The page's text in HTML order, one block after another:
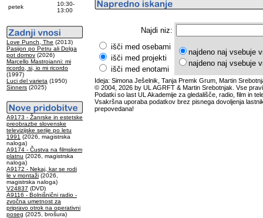
petek
10:30-
13:00
Love Punch, The (2013)
Pasijon po Petru ali Dolga
pot domov (2026)
Marcello Mastroianni: mi
ricordo, si, io mi ricordo
(1997)
Luci del varieta (1950)
Sinners (2025)
A9173 - Žanrske in estetske
preobrazbe slovenske
televizijske serije po letu
1991 (2026, magistrska
naloga)
A9174 - Čustva na filmskem
platnu (2026, magistrska
naloga)
A9172 - Nekaj, kar se rodi
le v montaži (2026,
magistrska naloga)
V24837 (DVD)
A9116 - Bolnišnični radio -
zvočna umetnost za
pripravo otrok na operativni
poseg (2025, brošura)
Najdi niz:
išči med osebami
išči med projekti
išči med enotami
najdeno naj vsebuje
najdeno naj vsebuje
Ideja: Simona Ješelnik, Tanja Premk Grum, Martin
© 2004, 2026 by UL AGRFT & Martin Srebotnjak. Vse
Podatki so last UL Akademije za gledališče, radio, film in
Vsakršna uporaba podatkov brez pisnega dovoljenja
prepovedana!